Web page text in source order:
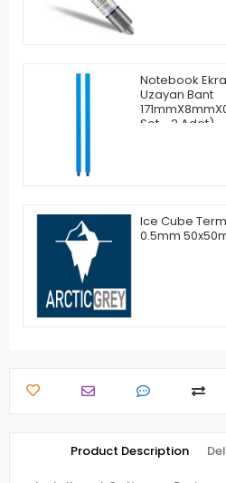
Notebook
Uzayan Bant
Set - 2 Adet)
Ice Cube
0.5mm
Product Description